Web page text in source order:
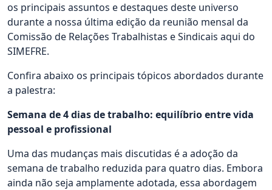
os principais assuntos e destaques deste universo
durante a nossa última edição da reunião mensal da
Comissão de Relações Trabalhistas e Sindicais aqui do
SIMEFRE.
Confira abaixo os principais tópicos abordados durante
a palestra:
Semana de 4 dias de trabalho: equilíbrio entre vida
pessoal e profissional
Uma das mudanças mais discutidas é a adoção da
semana de trabalho reduzida para quatro dias. Embora
ainda não seja amplamente adotada, essa abordagem